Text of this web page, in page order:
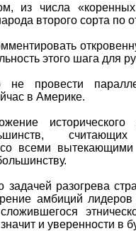
из числа
второго сорта по
этого шага для
не провести
в Америке.
исторического
всеми
задачей разогрева
амбиций
и уверенности в